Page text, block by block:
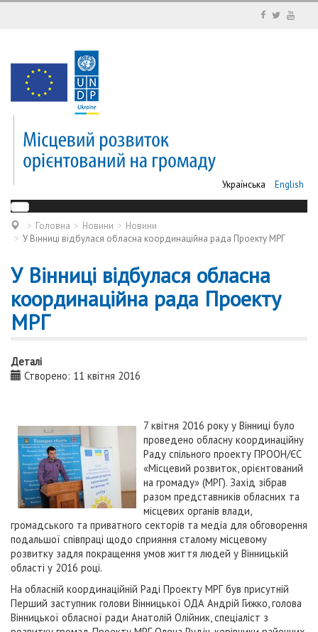
Українська English
Головна Новини
Новини
У Вінниці відбулася обласна координаційна рада Проекту МРГ
У Вінниці відбулася обласна
координаційна рада Проекту
МРГ
Деталі
Створено: 11 квітня 2016
7 квітня 2016 року у Вінниці було
проведено обласну координаційну
Раду спільного проекту ПРООН/ЄС
«Місцевий розвиток, орієнтований
на громаду» (МРГ). Захід зібрав
разом представників обласних та
місцевих органів влади,
громадського та приватного секторів та медіа для обговорення
подальшої співпраці щодо сприяння сталому місцевому
розвитку задля покращення умов життя людей у Вінницькій
області у 2016 році.
На обласній координаційній Раді Проекту МРГ був присутній
Перший заступник голови Вінницької ОДА Андрій Гижко, голова
Вінницької обласної ради Анатолій Олійник, спеціаліст з